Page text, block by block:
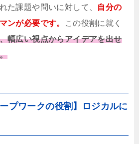
た課題や問いに対して、 自分の
ンが必要です。
この役割に就く
幅広い視点からアイデアを出せ
プワークの役割】ロジカルに